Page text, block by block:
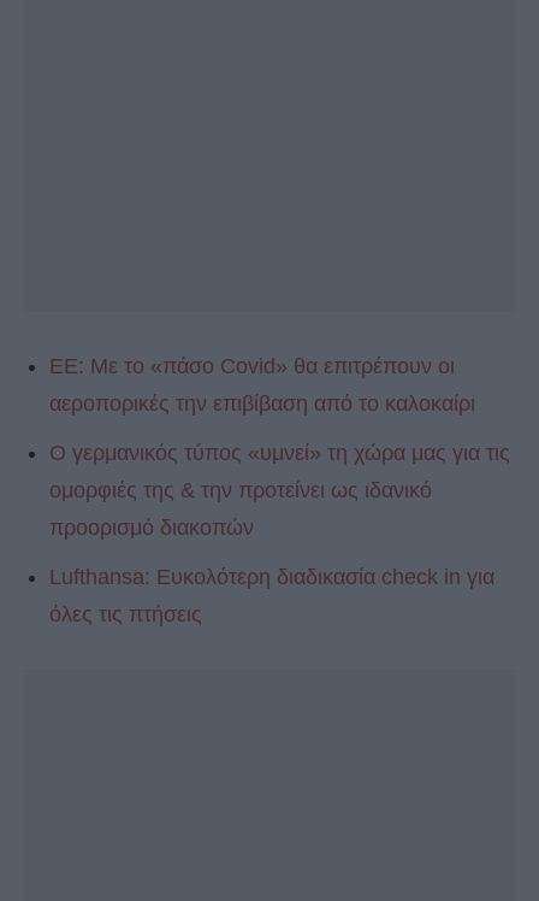
ΕΕ: Με το «πάσο Covid» θα επιτρέπουν οι
αεροπορικές την επιβίβαση από το καλοκαίρι
Ο γερμανικός τύπος «υμνεί» τη χώρα μας για τις
ομορφιές της & την προτείνει ως ιδανικό
προορισμό διακοπών
Lufthansa: Ευκολότερη διαδικασία check in για
όλες τις πτήσεις